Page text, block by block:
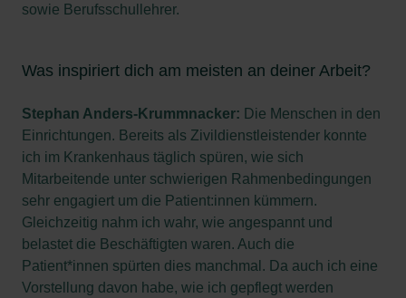
sowie Berufsschullehrer.
Was inspiriert dich am meisten an deiner Arbeit?
Stephan Anders-Krummnacker: Die Menschen in den
Einrichtungen. Bereits als Zivildienstleistender konnte
ich im Krankenhaus täglich spüren, wie sich
Mitarbeitende unter schwierigen Rahmenbedingungen
sehr engagiert um die Patient:innen kümmern.
Gleichzeitig nahm ich wahr, wie angespannt und
belastet die Beschäftigten waren. Auch die
Patient*innen spürten dies manchmal. Da auch ich eine
Vorstellung davon habe, wie ich gepflegt werden